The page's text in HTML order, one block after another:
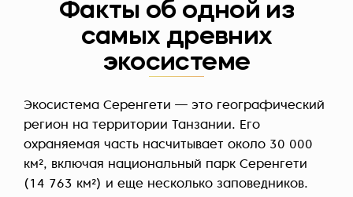
Факты об одной из
самых древних
экосистеме
Экосистема Серенгети — это географический
регион на территории Танзании. Его
охраняемая часть насчитывает около 30 000
км², включая национальный парк Серенгети
(14 763 км²) и еще несколько заповедников.